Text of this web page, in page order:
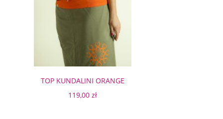
TOP KUNDALINI ORANGE
119,00 zł